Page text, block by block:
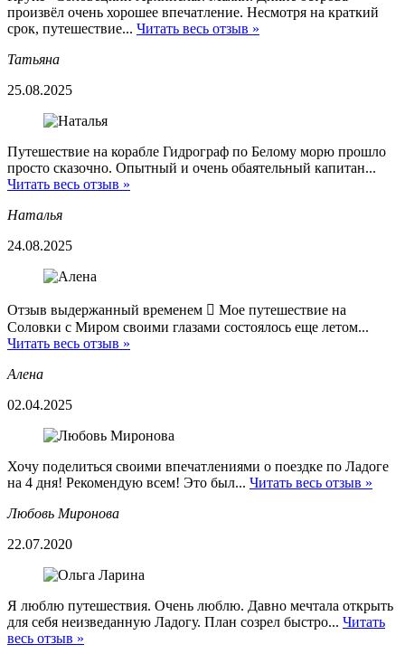
произвёл очень хорошее впечатление. Несмотря на краткий
срок, путешествие... Читать весь отзыв »
Татьяна
25.08.2025
Путешествие на корабле Гидрограф по Белому морю прошло
просто сказочно. Опытный и очень обаятельный капитан...
Читать весь отзыв »
Наталья
24.08.2025
Отзыв выдержанный временем  Мое путешествие на
Соловки с Миром своими глазами состоялось еще летом...
Читать весь отзыв »
Алена
02.04.2025
Хочу поделиться своими впечатлениями о поездке по Ладоге
на 4 дня! Рекомендую всем! Это был... Читать весь отзыв »
Любовь Миронова
22.07.2020
Я люблю путешествия. Очень люблю. Давно мечтала открыть
для себя неизведанную Ладогу. План созрел быстро... Читать
весь отзыв »